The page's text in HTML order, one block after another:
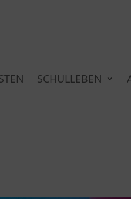
SCHULLEBEN